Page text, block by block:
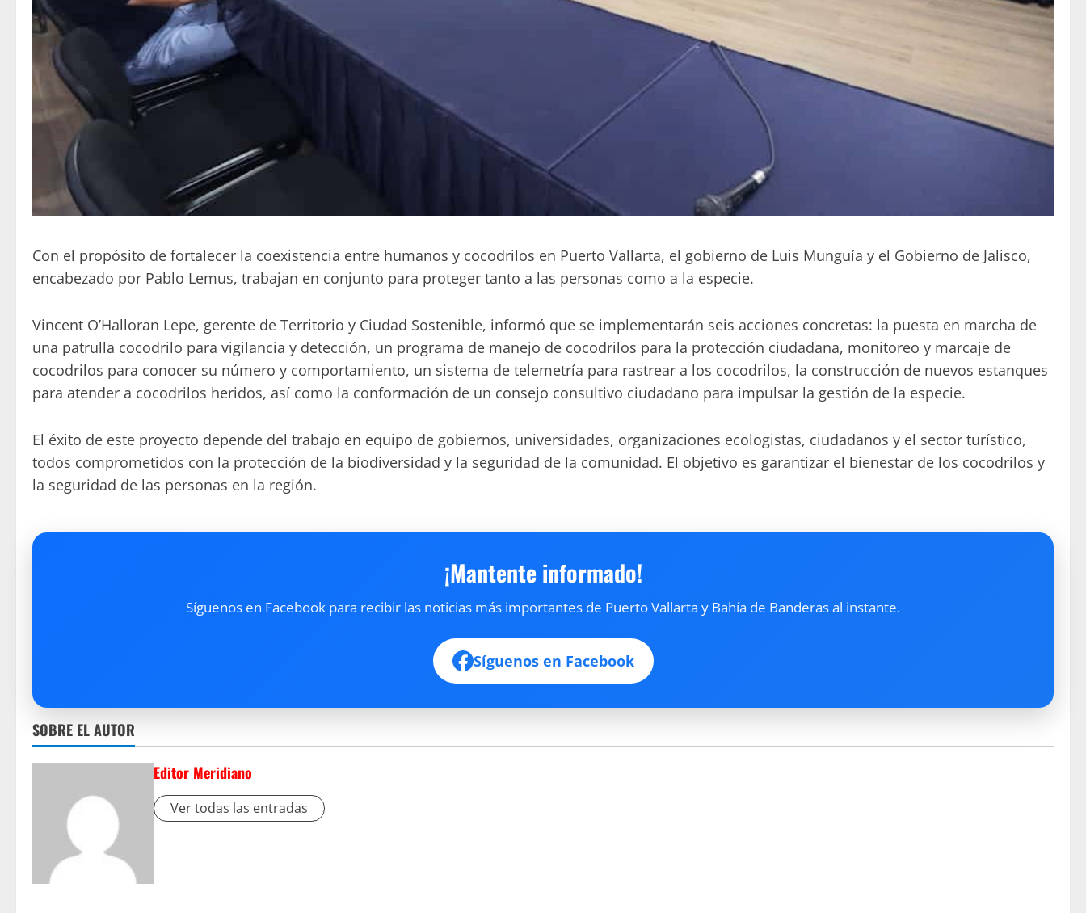
Con el propósito de fortalecer la coexistencia entre humanos y cocodrilos en Puerto Vallarta, el gobierno de Luis Munguía y el Gobierno de Jalisco,
encabezado por Pablo Lemus, trabajan en conjunto para proteger tanto a las personas como a la especie.
Vincent O’Halloran Lepe, gerente de Territorio y Ciudad Sostenible, informó que se implementarán seis acciones concretas: la puesta en marcha de
una patrulla cocodrilo para vigilancia y detección, un programa de manejo de cocodrilos para la protección ciudadana, monitoreo y marcaje de
cocodrilos para conocer su número y comportamiento, un sistema de telemetría para rastrear a los cocodrilos, la construcción de nuevos estanques
para atender a cocodrilos heridos, así como la conformación de un consejo consultivo ciudadano para impulsar la gestión de la especie.
El éxito de este proyecto depende del trabajo en equipo de gobiernos, universidades, organizaciones ecologistas, ciudadanos y el sector turístico,
todos comprometidos con la protección de la biodiversidad y la seguridad de la comunidad. El objetivo es garantizar el bienestar de los cocodrilos y
la seguridad de las personas en la región.
¡Mantente informado!
Síguenos en Facebook para recibir las noticias más importantes de Puerto Vallarta y Bahía de Banderas al instante.
Síguenos en Facebook
SOBRE EL AUTOR
Editor Meridiano
Ver todas las entradas